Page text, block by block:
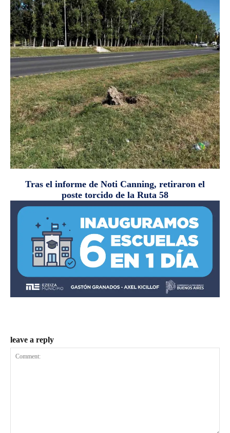
Tras el informe de Noti Canning, retiraron el
poste torcido de la Ruta 58
leave a reply